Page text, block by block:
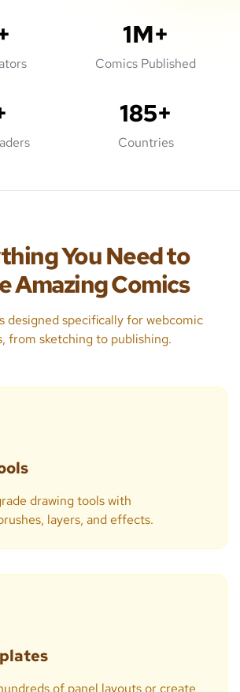
1M+
Comics Published
185+
Countries
You Need to
Amazing Comics
designed specifically for webcomic
from sketching to publishing.
drawing tools with
layers, and effects.
of panel layouts or create